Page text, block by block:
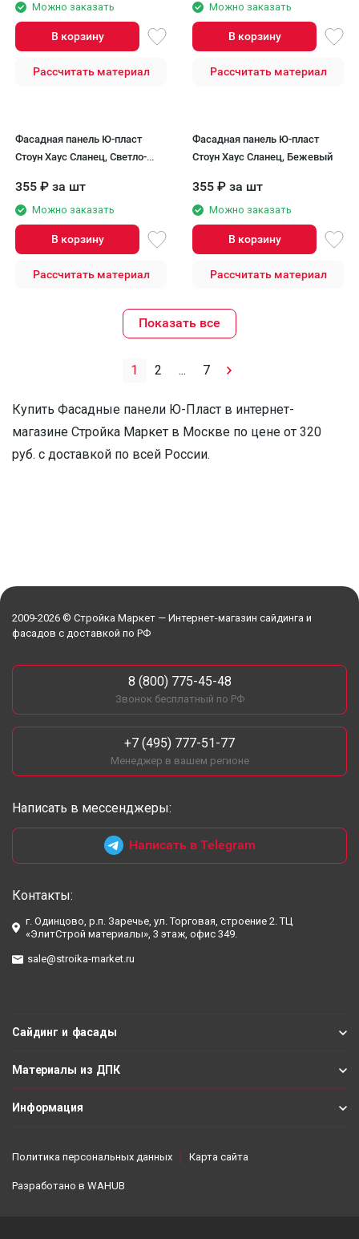
Можно заказать
В корзину
Рассчитать материал
Можно заказать
В корзину
Рассчитать материал
Фасадная панель Ю-пласт
Стоун Хаус Сланец, Светло-
355 ₽ за шт
Можно заказать
В корзину
Рассчитать материал
Фасадная панель Ю-пласт
Стоун Хаус Сланец, Бежевый
355 ₽ за шт
Можно заказать
В корзину
Рассчитать материал
Показать все
1 2 ... 7
Купить Фасадные панели Ю-Пласт в интернет-
магазине Стройка Маркет в Москве по цене от 320
руб. с доставкой по всей России.
2009-2026 © Стройка Маркет — Интернет-магазин сайдинга и
фасадов с доставкой по РФ
8 (800) 775-45-48
Звонок бесплатный по РФ
+7 (495) 777-51-77
Менеджер в вашем регионе
Написать в мессенджеры:
Написать в Telegram
Контакты:
г. Одинцово, р.п. Заречье, ул. Торговая, строение 2. ТЦ
«ЭлитСтрой материалы», 3 этаж, офис 349.
sale@stroika-market.ru
Сайдинг и фасады
Материалы из ДПК
Информация
Политика персональных данных Карта сайта
Разработано в WAHUB